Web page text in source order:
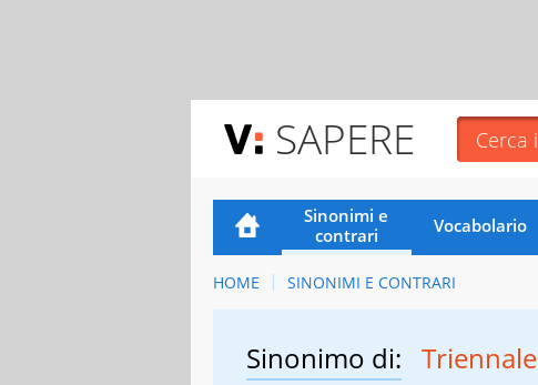
SAPERE
Sinonimi e
contrari
Vocabolario
HOME SINONIMI E CONTRARI
Sinonimo di: Triennale